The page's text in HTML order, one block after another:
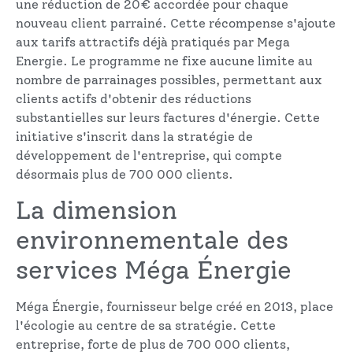
une réduction de 20€ accordée pour chaque
nouveau client parrainé. Cette récompense s'ajoute
aux tarifs attractifs déjà pratiqués par Mega
Energie. Le programme ne fixe aucune limite au
nombre de parrainages possibles, permettant aux
clients actifs d'obtenir des réductions
substantielles sur leurs factures d'énergie. Cette
initiative s'inscrit dans la stratégie de
développement de l'entreprise, qui compte
désormais plus de 700 000 clients.
La dimension
environnementale des
services Méga Énergie
Méga Énergie, fournisseur belge créé en 2013, place
l'écologie au centre de sa stratégie. Cette
entreprise, forte de plus de 700 000 clients,